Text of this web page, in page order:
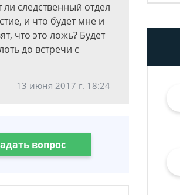
следственный отдел
и что будет мне и
что это ложь? Будет
до встречи с
13 июня 2017 г. 18:24
вопрос